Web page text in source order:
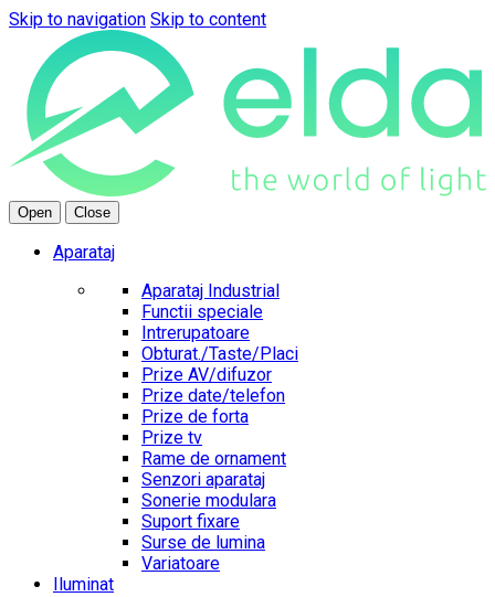
Skip to navigation Skip to content
Open Close
Aparataj
Aparataj Industrial
Functii speciale
Intrerupatoare
Obturat./Taste/Placi
Prize AV/difuzor
Prize date/telefon
Prize de forta
Prize tv
Rame de ornament
Senzori aparataj
Sonerie modulara
Suport fixare
Surse de lumina
Variatoare
Iluminat